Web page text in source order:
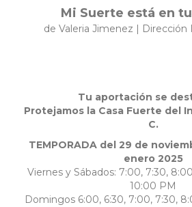
Mi Suerte está en
de Valeria Jimenez | Dirección
Tu aportación se
Protejamos la Casa Fuerte del
C.
TEMPORADA del 29 de
enero 2025
Viernes y Sábados: 7:00, 7:30,
10:00 PM
Domingos 6:00, 6:30, 7:00, 7:30,